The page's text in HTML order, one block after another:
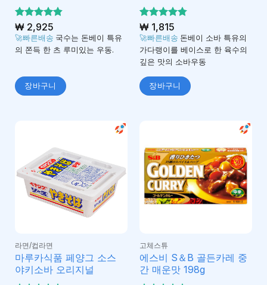
5 중에서
4.82로 평
가됨
₩2,925
🚀빠른배송 국수는 돈베이 특유
의 쫀득 한 츠 루미있는 우동.
장바구니
5 중에서
4.74로 평
가됨
₩1,815
🚀빠른배송 돈베이 소바 특유의
가다랭이를 베이스로 한 육수의
깊은 맛의 소바우동
장바구니
라면/컵라면
마루카식품 페양그 소스
야키소바 오리지널
고체스튜
에스비 S＆B 골든카레 중
간 매운맛 198g